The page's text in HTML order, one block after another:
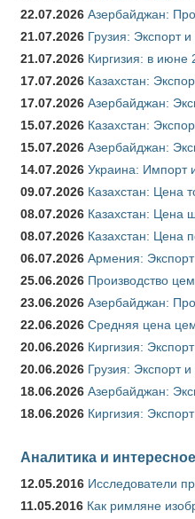
22.07.2026 Азербайджан:
21.07.2026 Грузия: Экспорт
21.07.2026 Киргизия: в июне
17.07.2026 Казахстан:
17.07.2026 Азербайджан:
15.07.2026 Казахстан:
15.07.2026 Азербайджан:
14.07.2026 Украина: Импорт
09.07.2026 Казахстан: Цена
08.07.2026 Казахстан: Цена
08.07.2026 Казахстан: Цена
06.07.2026 Армения:
25.06.2026 Производство
23.06.2026 Азербайджан:
22.06.2026 Средняя цена
20.06.2026 Киргизия:
20.06.2026 Грузия: Экспорт
18.06.2026 Азербайджан:
18.06.2026 Киргизия:
Аналитика и
12.05.2016 Исследователи
11.05.2016 Как римляне